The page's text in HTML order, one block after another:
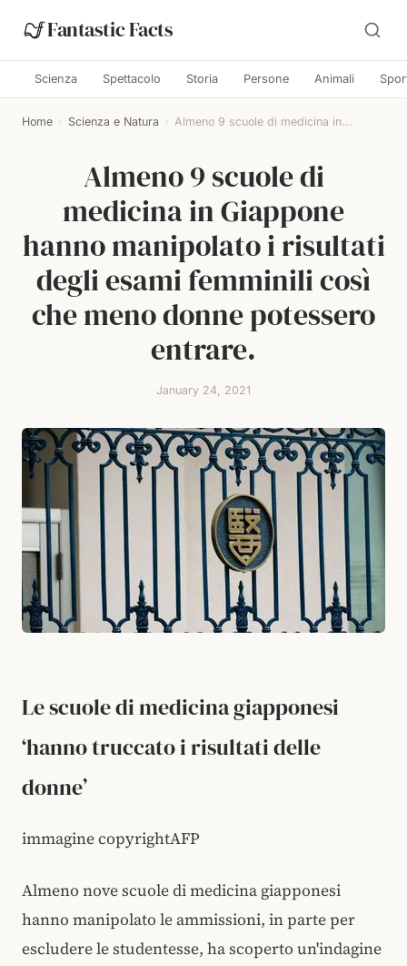
Fantastic Facts
Scienza Spettacolo Storia Persone Animali
Home › Scienza e Natura › Almeno 9 scuole di medicina in...
Almeno 9 scuole di
medicina in Giappone
hanno manipolato i risultati
degli esami femminili così
che meno donne potessero
entrare.
January 24, 2021
Le scuole di medicina giapponesi
‘hanno truccato i risultati delle
donne’
immagine copyrightAFP
Almeno nove scuole di medicina giapponesi
hanno manipolato le ammissioni, in parte per
escludere le studentesse, ha scoperto un'indagine